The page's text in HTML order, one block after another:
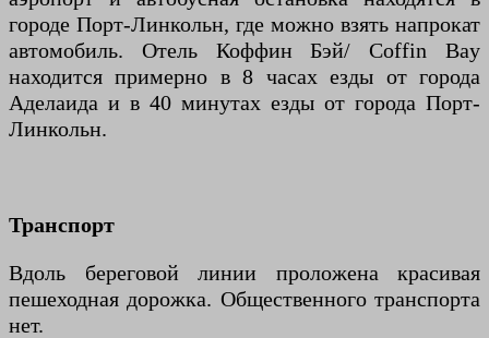
городе Порт-Линкольн, где можно взять напрокат
автомобиль. Отель Коффин Бэй/ Coffin Bay
находится примерно в 8 часах езды от города
Аделаида и в 40 минутах езды от города Порт-
Линкольн.
Транспорт
Вдоль береговой линии проложена красивая
пешеходная дорожка. Общественного транспорта
нет.